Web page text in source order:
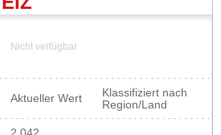
Nicht verfügbar
Aktueller Wert
Klassifiziert nach
Region/Land